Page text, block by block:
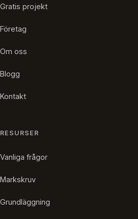
Gratis projekt
Företag
Om oss
Blogg
Kontakt
RESURSER
Vanliga frågor
Markskruv
Grundläggning